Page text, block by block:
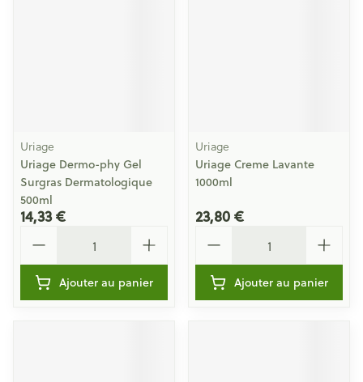
Uriage
Uriage Dermo-phy Gel
Surgras Dermatologique
500ml
14,33 €
Ajouter au panier
Uriage
Uriage Creme Lavante
1000ml
23,80 €
Ajouter au panier